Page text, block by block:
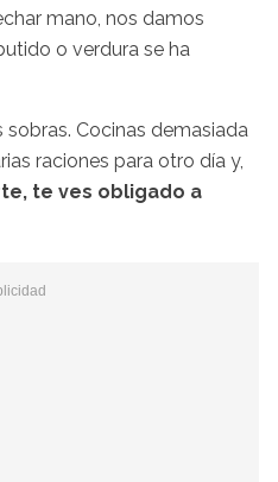
mano, nos damos
o verdura se ha
Cocinas demasiada
raciones para otro día y,
te ves obligado a